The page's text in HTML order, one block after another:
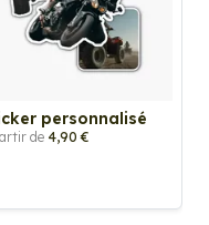
personnalisé
de 4,90 €